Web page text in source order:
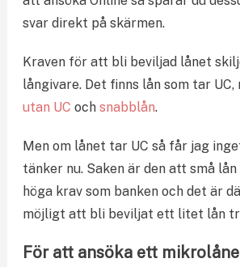
svar direkt på skärmen.
Kraven för att bli beviljad lånet
långivare. Det finns lån som tar UC,
utan UC och snabblån.
Men om lånet tar UC så får jag
tänker nu. Saken är den att små
höga krav som banken och det är
möjligt att bli beviljat ett litet lån
För att ansöka ett